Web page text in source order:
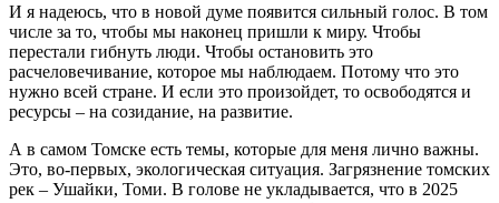
И я надеюсь, что в новой думе появится сильный голос. В том
числе за то, чтобы мы наконец пришли к миру. Чтобы
перестали гибнуть люди. Чтобы остановить это
расчеловечивание, которое мы наблюдаем. Потому что это
нужно всей стране. И если это произойдет, то освободятся и
ресурсы – на созидание, на развитие.
А в самом Томске есть темы, которые для меня лично важны.
Это, во-первых, экологическая ситуация. Загрязнение томских
рек – Ушайки, Томи. В голове не укладывается, что в 2025